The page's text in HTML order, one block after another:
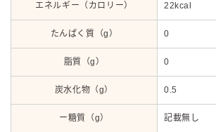
エネルギー（カロリー） 22kcal
たんぱく質（g） 0
脂質（g） 0
炭水化物（g） 0.5
ー糖質（g） 記載無し